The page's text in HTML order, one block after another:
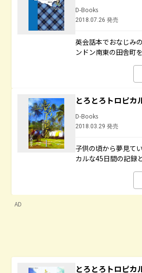
D-Books
2018.07.26 発売
英会話本でおなじみ
ンドン南東の田舎町
とろとろトロピ
D-Books
2018.03.29 発売
子供の頃から夢見て
カルな45日間の記録
AD
とろとろトロピ